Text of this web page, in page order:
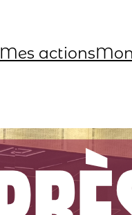
Mes actions